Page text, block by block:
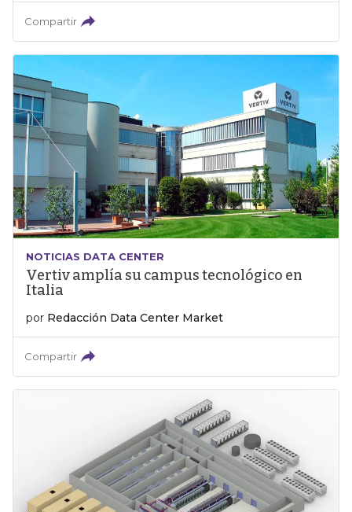
Compartir
NOTICIAS DATA CENTER
Vertiv amplía su campus tecnológico en
Italia
por Redacción Data Center Market
Compartir